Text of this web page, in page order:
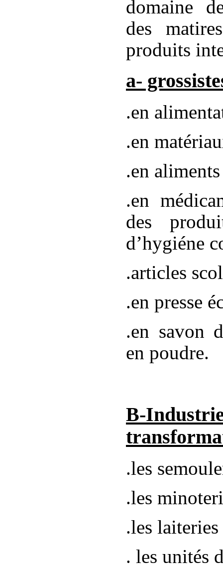
domaine
des
produits
a-
.en
.en
.en
.en
des
d’hygiéne
.articles
.en presse
.en savon
en poudre.
B-
.les
.les
.les
. les unités